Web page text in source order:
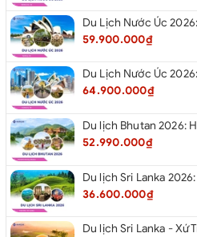
59.900.000₫
64.900.000₫
52.990.000₫
Du lịch Sri Lanka
36.600.000₫